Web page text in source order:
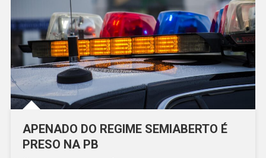
APENADO DO REGIME SEMIABERTO É
PRESO NA PB